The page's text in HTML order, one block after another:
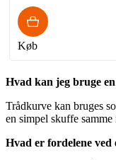
Køb
Hvad kan jeg bruge
Trådkurve kan bruges
en simpel skuffe
Hvad er fordelene